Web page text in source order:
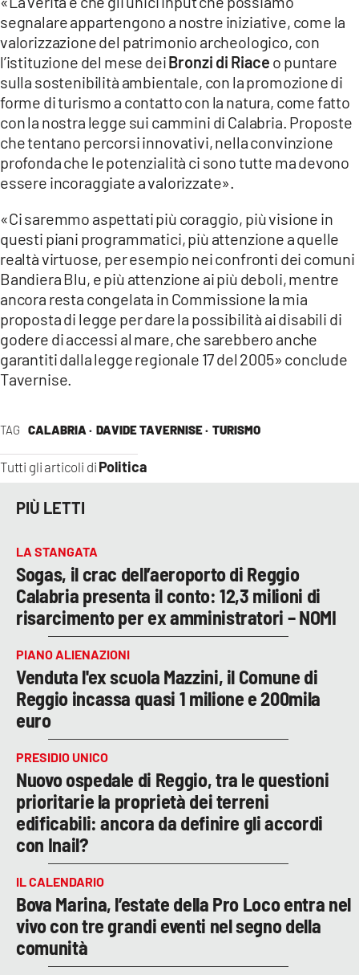
TAG CALABRIA · DAVIDE TAVERNISE · TURISMO
Tutti gli articoli di Politica
segnalare appartengono a nostre iniziative, come la
valorizzazione del patrimonio archeologico, con
l’istituzione del mese deiBronzi di Riace o puntare
sulla sostenibilità ambientale, con la promozione di
forme di turismo a contatto con la natura, come fatto
con la nostra legge sui cammini di Calabria. Proposte
che tentano percorsi innovativi, nella convinzione
profonda che le potenzialità ci sono tutte ma devono
essere incoraggiate a valorizzate».
«Ci saremmo aspettati più coraggio, più visione in
questi piani programmatici, più attenzione a quelle
realtà virtuose, per esempio nei confronti dei comuni
Bandiera Blu, e più attenzione ai più deboli, mentre
ancora resta congelata in Commissione la mia
proposta di legge per dare la possibilità ai disabili di
godere di accessi al mare, che sarebbero anche
garantiti dalla legge regionale 17 del 2005» conclude
Tavernise.
PIÙ LETTI
LA STANGATA
Sogas, il crac dell’aeroporto di Reggio
Calabria presenta il conto: 12,3 milioni di
risarcimento per ex amministratori – NOMI
PIANO ALIENAZIONI
Venduta l'ex scuola Mazzini, il Comune di
Reggio incassa quasi 1 milione e 200mila
euro
PRESIDIO UNICO
Nuovo ospedale di Reggio, tra le questioni
prioritarie la proprietà dei terreni
edificabili: ancora da definire gli accordi
con Inail?
IL CALENDARIO
Bova Marina, l’estate della Pro Loco entra nel
vivo con tre grandi eventi nel segno della
comunità